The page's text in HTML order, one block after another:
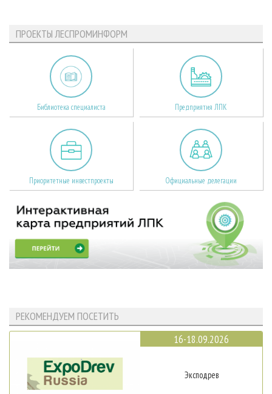
ПРОЕКТЫ ЛЕСПРОМИНФОРМ
Библиотека специалиста Предприятия ЛПК
Приоритетные инвестпроекты Официальные делегации
РЕКОМЕНДУЕМ ПОСЕТИТЬ
16-18.09.2026
Эксподрев